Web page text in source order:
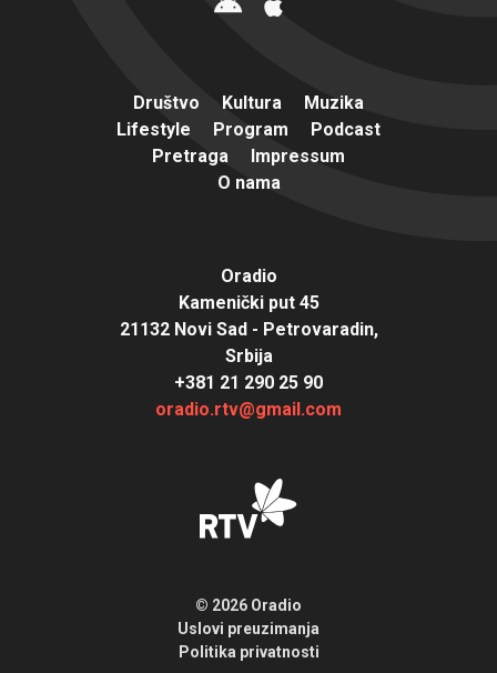
Društvo Kultura
Muzika
Lifestyle
Program
Podcast
Pretraga
Impressum
O nama
Oradio
Kamenički put 45
21132 Novi Sad - Petrovaradin,
Srbija
+381 21 290 25 90
oradio.rtv@gmail.com
© 2026 Oradio
Uslovi preuzimanja
Politika privatnosti